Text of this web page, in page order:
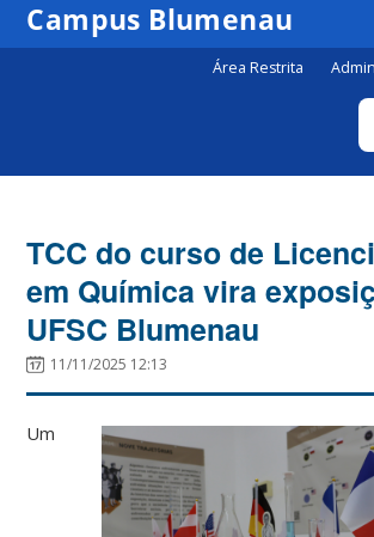
Campus Blumenau
Área Restrita
TCC do curso de
em Química vira
UFSC Blumenau
11/11/2025 12:13
Um